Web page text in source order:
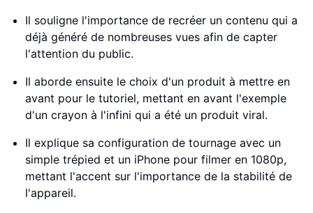
Il souligne l'importance de recréer un contenu qui a
déjà généré de nombreuses vues afin de capter
l'attention du public.
Il aborde ensuite le choix d'un produit à mettre en
avant pour le tutoriel, mettant en avant l'exemple
d'un crayon à l'infini qui a été un produit viral.
Il explique sa configuration de tournage avec un
simple trépied et un iPhone pour filmer en 1080p,
mettant l'accent sur l'importance de la stabilité de
l'appareil.